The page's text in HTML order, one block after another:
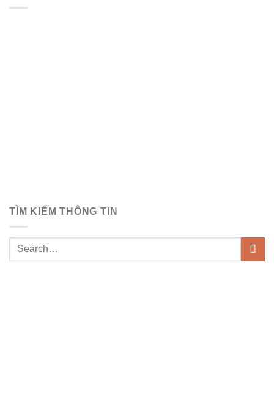
TÌM KIẾM THÔNG TIN